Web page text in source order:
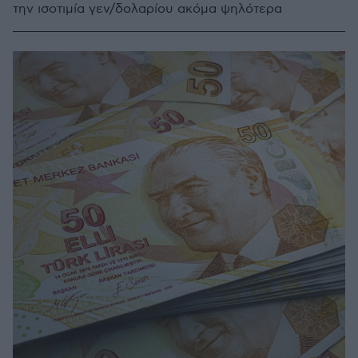
την ισοτιμία γεν/δολαρίου ακόμα ψηλότερα